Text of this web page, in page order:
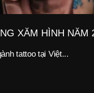
XĂM HÌNH NĂM
tattoo tại Việt...